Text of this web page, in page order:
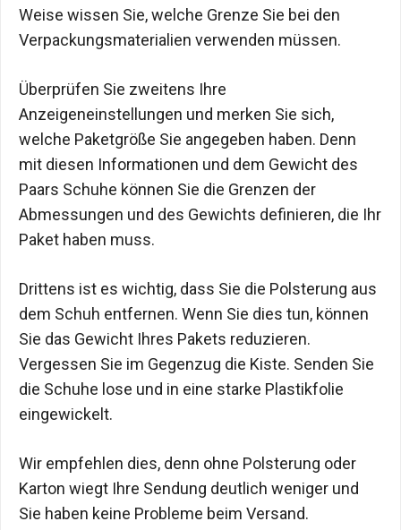
Weise wissen Sie, welche Grenze Sie bei den
Verpackungsmaterialien verwenden müssen.
Überprüfen Sie zweitens Ihre
Anzeigeneinstellungen und merken Sie sich,
welche Paketgröße Sie angegeben haben. Denn
mit diesen Informationen und dem Gewicht des
Paars Schuhe können Sie die Grenzen der
Abmessungen und des Gewichts definieren, die Ihr
Paket haben muss.
Drittens ist es wichtig, dass Sie die Polsterung aus
dem Schuh entfernen. Wenn Sie dies tun, können
Sie das Gewicht Ihres Pakets reduzieren.
Vergessen Sie im Gegenzug die Kiste. Senden Sie
die Schuhe lose und in eine starke Plastikfolie
eingewickelt.
Wir empfehlen dies, denn ohne Polsterung oder
Karton wiegt Ihre Sendung deutlich weniger und
Sie haben keine Probleme beim Versand.